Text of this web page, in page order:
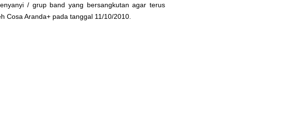
/ grup band yang bersangkutan agar terus
Cosa Aranda+ pada tanggal 11/10/2010.